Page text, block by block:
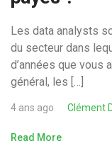
Les data analysts
du secteur dans
d’années que vous
général, les […]
4 ans ago Clément
Read More